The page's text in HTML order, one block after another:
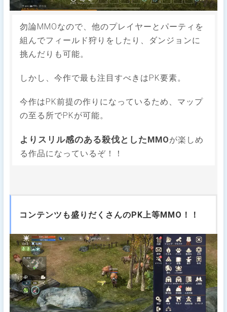
勿論MMOなので、他のプレイヤーとパーティを
組んでフィールド狩りをしたり、ダンジョンに
挑んだりも可能。
しかし、今作で最も注目すべきはPK要素。
今作はPK前提の作りになっているため、マップ
の至る所でPKが可能。
よりスリル感のある殺伐としたMMOが楽しめ
る作品になっているぞ！！
コンテンツも盛りだくさんのPK上等MMO！！